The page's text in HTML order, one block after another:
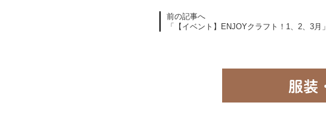
前の記事へ
「【イベント】ENJOYクラフト！1、2、3月」